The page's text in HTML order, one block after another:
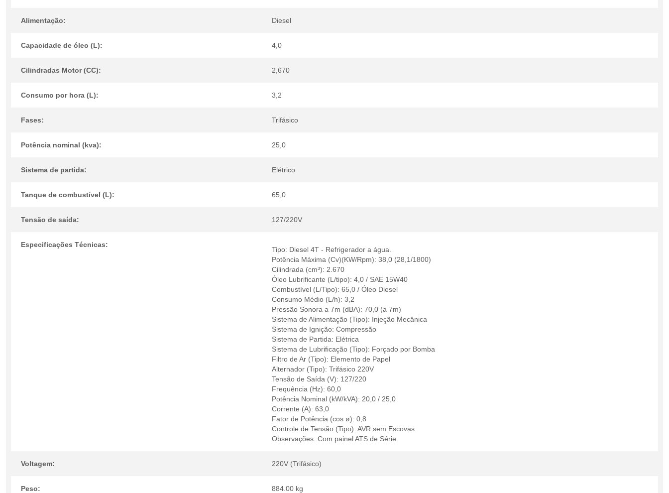
Alimentação: Diesel
Capacidade de óleo (L): 4,0
Cilindradas Motor (CC): 2,670
Consumo por hora (L): 3,2
Fases: Trifásico
Potência nominal (kva): 25,0
Sistema de partida: Elétrico
Tanque de combustível (L): 65,0
Tensão de saída: 127/220V
Especificações Técnicas:
Tipo: Diesel 4T - Refrigerador a água.
Potência Máxima (Cv)(KW/Rpm): 38,0 (28,1/1800)
Cilindrada (cm³): 2.670
Óleo Lubrificante (L/tipo): 4,0 / SAE 15W40
Combustível (L/Tipo): 65,0 / Óleo Diesel
Consumo Médio (L/h): 3,2
Pressão Sonora a 7m (dBA): 70,0 (a 7m)
Sistema de Alimentação (Tipo): Injeção Mecânica
Sistema de Ignição: Compressão
Sistema de Partida: Elétrica
Sistema de Lubrificação (Tipo): Forçado por Bomba
Filtro de Ar (Tipo): Elemento de Papel
Alternador (Tipo): Trifásico 220V
Tensão de Saída (V): 127/220
Frequência (Hz): 60,0
Potência Nominal (kW/kVA): 20,0 / 25,0
Corrente (A): 63,0
Fator de Potência (cos ø): 0,8
Controle de Tensão (Tipo): AVR sem Escovas
Observações: Com painel ATS de Série.
Voltagem: 220V (Trifásico)
Peso: 884.00 kg